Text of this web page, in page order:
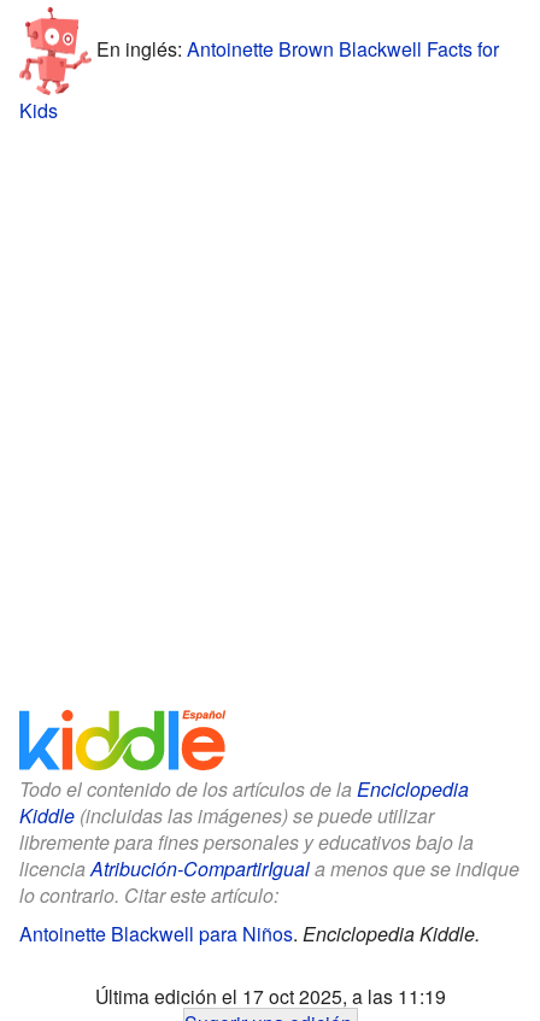
En inglés: Antoinette Brown Blackwell Facts for
Kids
Todo el contenido de los artículos de la Enciclopedia
Kiddle (incluidas las imágenes) se puede utilizar
libremente para fines personales y educativos bajo la
licenciaAtribución-CompartirIguala menos que se indique
lo contrario. Citar este artículo:
Antoinette Blackwell para Niños. Enciclopedia Kiddle.
Última edición el 17 oct 2025, a las 11:19